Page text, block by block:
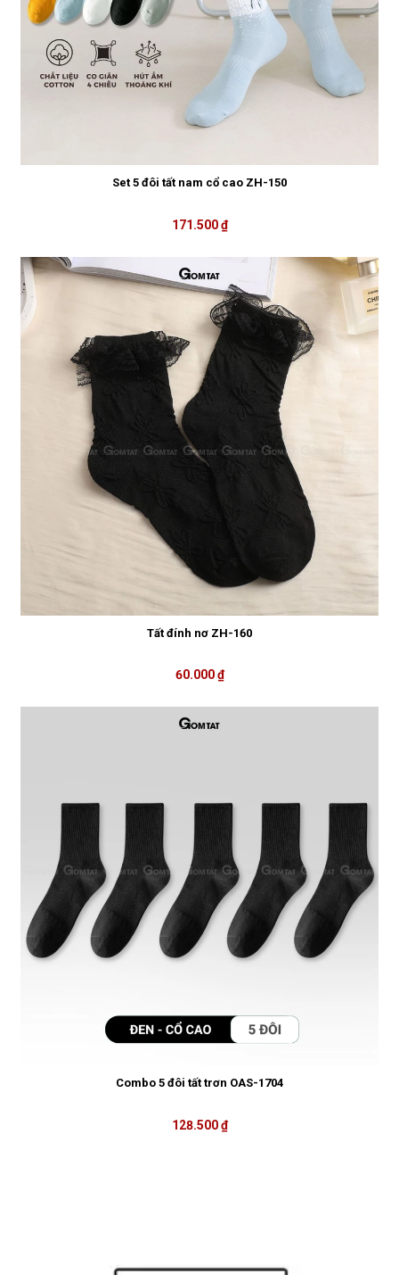
Set 5 đôi tất nam cổ cao ZH-150
171.500 ₫
Tất đính nơ ZH-160
60.000 ₫
Combo 5 đôi tất trơn OAS-1704
128.500 ₫